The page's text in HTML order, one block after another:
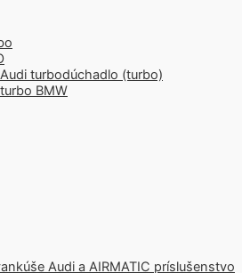
turbodúchadlo (turbo)
BMW
Audi a AIRMATIC príslušenstvo